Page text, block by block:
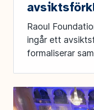
Raoul
ingår ett
formaliserar